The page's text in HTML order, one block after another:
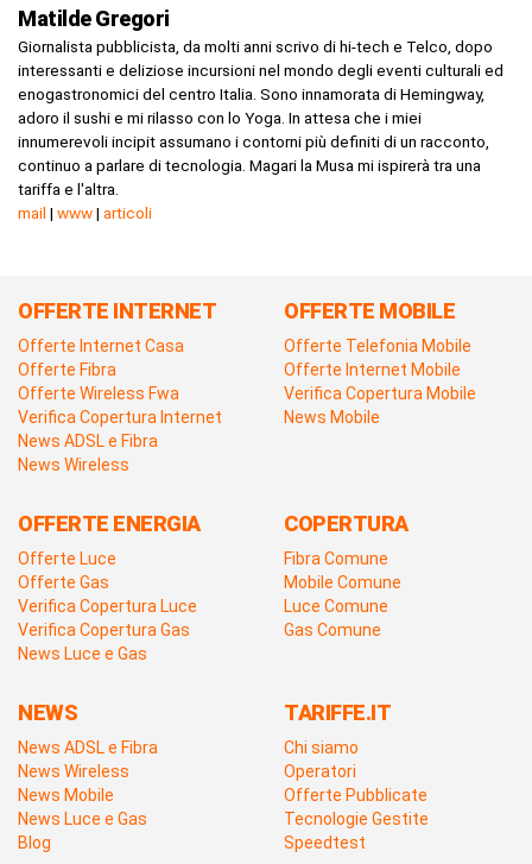
Matilde Gregori
Giornalista pubblicista, da molti anni scrivo di hi-tech e Telco, dopo
interessanti e deliziose incursioni nel mondo degli eventi culturali ed
enogastronomici del centro Italia. Sono innamorata di Hemingway,
adoro il sushi e mi rilasso con lo Yoga. In attesa che i miei
innumerevoli incipit assumano i contorni più definiti di un racconto,
continuo a parlare di tecnologia. Magari la Musa mi ispirerà tra una
tariffa e l'altra.
mail | www| articoli
OFFERTE INTERNET
Offerte Internet Casa
Offerte Fibra
Offerte Wireless Fwa
Verifica Copertura Internet
News ADSL e Fibra
News Wireless
OFFERTE MOBILE
Offerte Telefonia Mobile
Offerte Internet Mobile
Verifica Copertura Mobile
News Mobile
OFFERTE ENERGIA
Offerte Luce
Offerte Gas
Verifica Copertura Luce
Verifica Copertura Gas
News Luce e Gas
COPERTURA
Fibra Comune
Mobile Comune
Luce Comune
Gas Comune
NEWS
News ADSL e Fibra
News Wireless
News Mobile
News Luce e Gas
Blog
TARIFFE.IT
Chi siamo
Operatori
Offerte Pubblicate
Tecnologie Gestite
Speedtest